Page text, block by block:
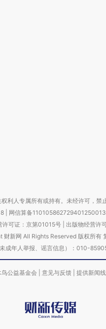
利人专属所有或持有。未经许可，禁
网信算备
许可证：京第01015号| 出版物经营许
财新网 All Rights Reserved 版权所有
成年人举报、谣言信息）：010-
鸟公益基金会 意见与反馈 提供新闻